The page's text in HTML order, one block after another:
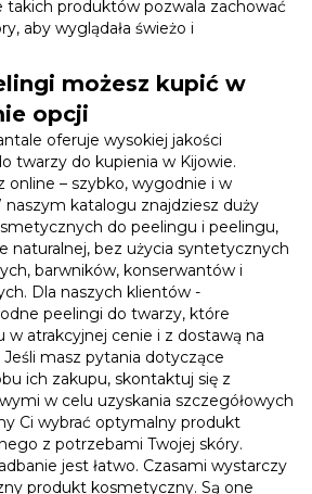
takich produktów pozwala zachować
aby wyglądała świeżo i
możesz kupić w
opcji
oferuje wysokiej jakości
twarzy do kupienia w Kijowie.
online – szybko, wygodnie i w
katalogu znajdziesz duży
do peelingu i peelingu,
naturalnej, bez użycia syntetycznych
barwników, konserwantów i
Dla naszych klientów -
peelingi do twarzy, które
w atrakcyjnej cenie i z dostawą na
Jeśli masz pytania dotyczące
ich zakupu, skontaktuj się z
w celu uzyskania szczegółowych
Ci wybrać optymalny produkt
z potrzebami Twojej skóry.
jest łatwo. Czasami wystarczy
produkt kosmetyczny. Są one